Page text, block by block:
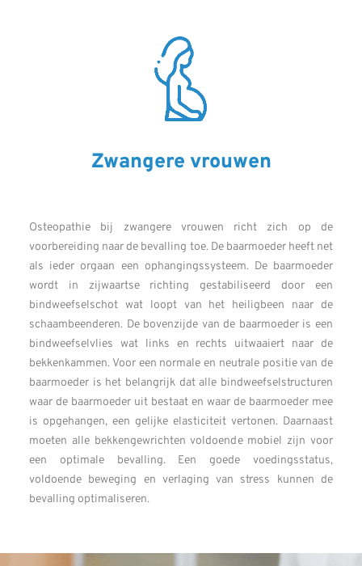
Zwangere vrouwen
Osteopathie bij zwangere vrouwen richt zich op de
voorbereiding naar de bevalling toe. De baarmoeder heeft net
als ieder orgaan een ophangingssysteem. De baarmoeder
wordt in zijwaartse richting gestabiliseerd door een
bindweefselschot wat loopt van het heiligbeen naar de
schaambeenderen. De bovenzijde van de baarmoeder is een
bindweefselvlies wat links en rechts uitwaaiert naar de
bekkenkammen. Voor een normale en neutrale positie van de
baarmoeder is het belangrijk dat alle bindweefselstructuren
waar de baarmoeder uit bestaat en waar de baarmoeder mee
is opgehangen, een gelijke elasticiteit vertonen. Daarnaast
moeten alle bekkengewrichten voldoende mobiel zijn voor
een optimale bevalling. Een goede voedingsstatus,
voldoende beweging en verlaging van stress kunnen de
bevalling optimaliseren.